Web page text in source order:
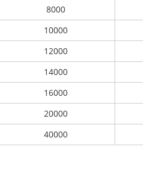
8000
10000
12000
14000
16000
20000
40000